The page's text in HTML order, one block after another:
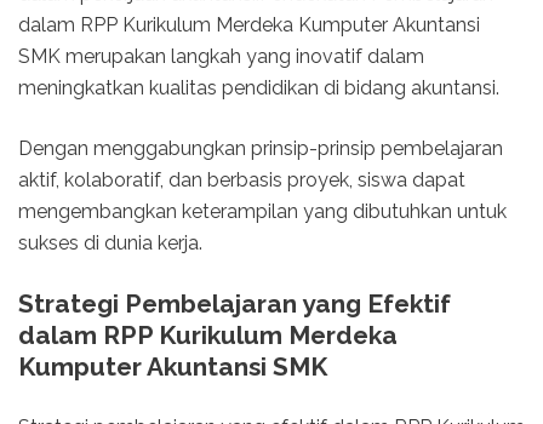
dalam RPP Kurikulum Merdeka Kumputer Akuntansi
SMK merupakan langkah yang inovatif dalam
meningkatkan kualitas pendidikan di bidang akuntansi.
Dengan menggabungkan prinsip-prinsip pembelajaran
aktif, kolaboratif, dan berbasis proyek, siswa dapat
mengembangkan keterampilan yang dibutuhkan untuk
sukses di dunia kerja.
Strategi Pembelajaran yang Efektif
dalam RPP Kurikulum Merdeka
Kumputer Akuntansi SMK